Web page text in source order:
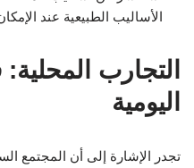
الأساليب الطبيعية عند
التجارب
اليومية
تجدر الإشارة إلى أن المجتمع